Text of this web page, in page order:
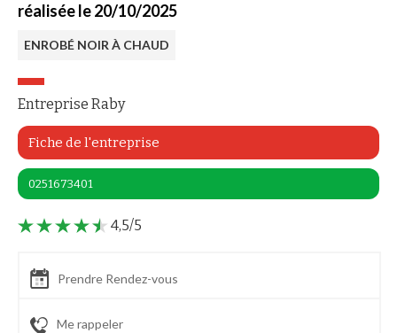
réalisée le 20/10/2025
ENROBÉ NOIR À CHAUD
Entreprise Raby
Fiche de l'entreprise
0251673401
4,5/5
Prendre Rendez-vous
Me rappeler